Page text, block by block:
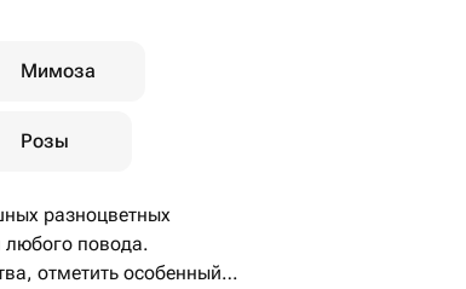
Мимоза
Розы
разноцветных
повода.
отметить особенный